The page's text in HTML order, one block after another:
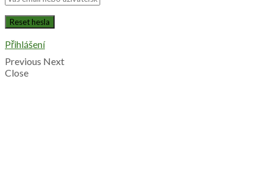
Přihlášení
Previous Next
Close